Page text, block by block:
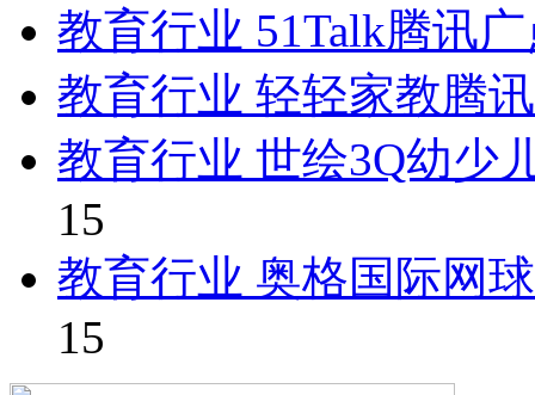
教育行业 51Talk腾讯
教育行业 轻轻家教腾
教育行业 世绘3Q幼少
15
教育行业 奥格国际网
15